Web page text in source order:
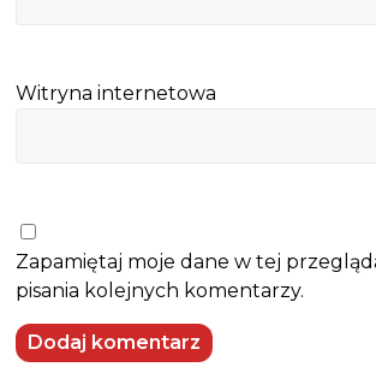
Witryna internetowa
Zapamiętaj moje dane w tej
pisania kolejnych komentarzy.